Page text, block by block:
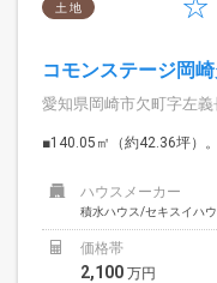
土 地
コモンステージ岡
愛知県岡崎市欠町字左義
■140.05㎡（約42.36坪）
ハウスメーカー
積水ハウス/セキスイハウ
価格帯
2,100 万円